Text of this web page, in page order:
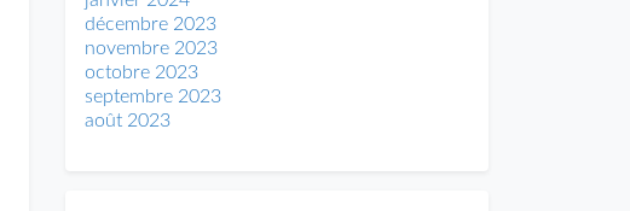
décembre 2023
novembre 2023
octobre 2023
septembre 2023
août 2023